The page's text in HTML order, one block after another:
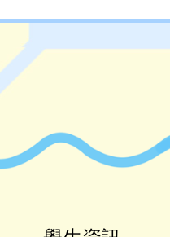
間畢業或退學，則該家長委員
代行其職務 。如副主席缺位時